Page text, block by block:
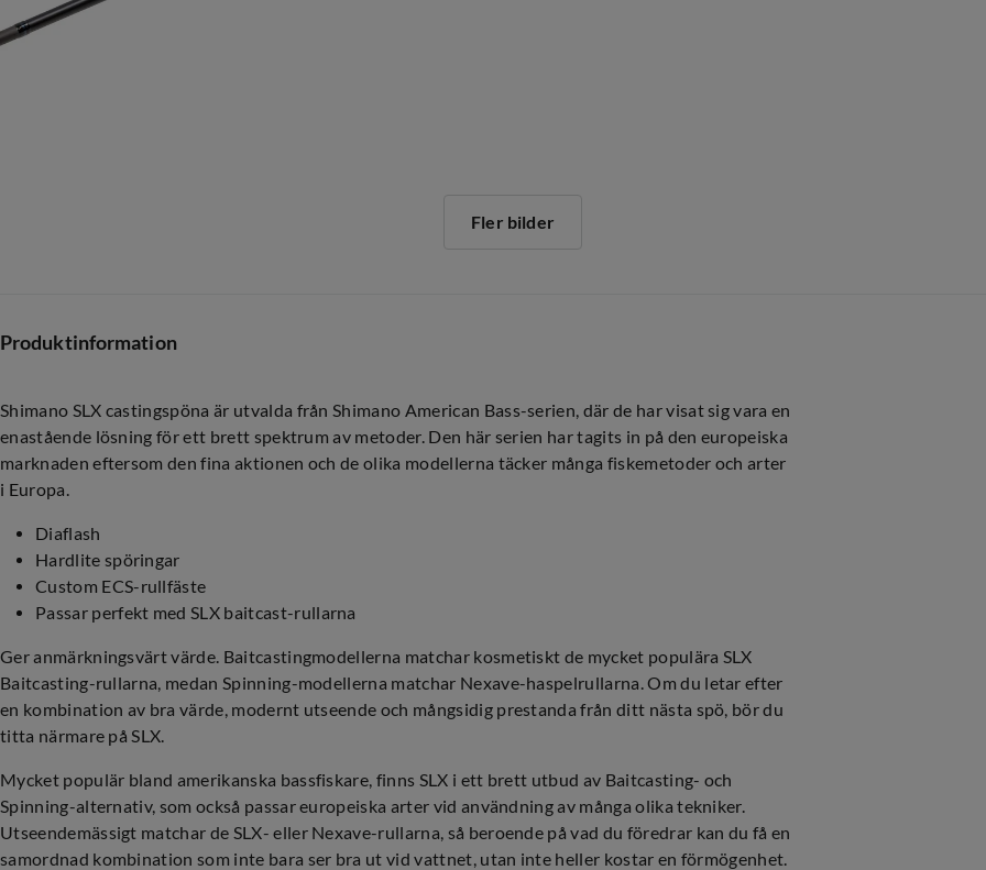
Fler bilder
Produktinformation
Shimano SLX castingspöna är utvalda från Shimano American Bass-serien, där de har visat sig vara en
enastående lösning för ett brett spektrum av metoder. Den här serien har tagits in på den europeiska
marknaden eftersom den fina aktionen och de olika modellerna täcker många fiskemetoder och arter
i Europa.
Diaflash
Hardlite spöringar
Custom ECS-rullfäste
Passar perfekt med SLX baitcast-rullarna
Ger anmärkningsvärt värde. Baitcastingmodellerna matchar kosmetiskt de mycket populära SLX
Baitcasting-rullarna, medan Spinning-modellerna matchar Nexave-haspelrullarna. Om du letar efter
en kombination av bra värde, modernt utseende och mångsidig prestanda från ditt nästa spö, bör du
titta närmare på SLX.
Mycket populär bland amerikanska bassfiskare, finns SLX i ett brett utbud av Baitcasting- och
Spinning-alternativ, som också passar europeiska arter vid användning av många olika tekniker.
Utseendemässigt matchar de SLX- eller Nexave-rullarna, så beroende på vad du föredrar kan du få en
samordnad kombination som inte bara ser bra ut vid vattnet, utan inte heller kostar en förmögenhet.